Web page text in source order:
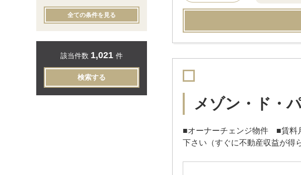
メゾン・ド・
■オーナーチェンジ物件 ■賃料
下さい（すぐに不動産収益が得
全ての条件を見る
該当件数 1,021 件
検索する